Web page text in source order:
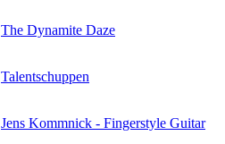
The Dynamite Daze
Talentschuppen
Jens Kommnick - Fingerstyle Guitar